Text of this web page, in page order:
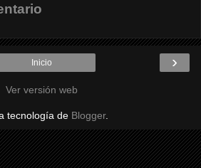
›
Inicio
Ver versión web
tecnología de Blogger.